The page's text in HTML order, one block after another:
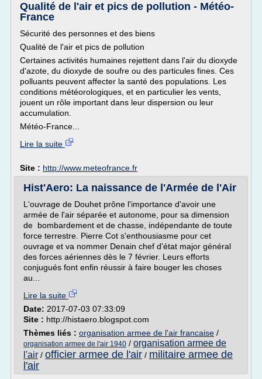
Qualité de l'air et pics de pollution - Météo-
France
Sécurité des personnes et des biens
Qualité de l'air et pics de pollution
Certaines activités humaines rejettent dans l'air du dioxyde
d'azote, du dioxyde de soufre ou des particules fines. Ces
polluants peuvent affecter la santé des populations. Les
conditions météorologiques, et en particulier les vents,
jouent un rôle important dans leur dispersion ou leur
accumulation.
Météo-France...
Lire la suite
Site : http://www.meteofrance.fr
Hist'Aero: La naissance de l'Armée de l'Air
L'ouvrage de Douhet prône l'importance d'avoir une
armée de l'air séparée et autonome, pour sa dimension
de bombardement et de chasse, indépendante de toute
force terrestre. Pierre Cot s'enthousiasme pour cet
ouvrage et va nommer Denain chef d'état major général
des forces aériennes dès le 7 février. Leurs efforts
conjugués font enfin réussir à faire bouger les choses
au...
Lire la suite
Date: 2017-07-03 07:33:09
Site : http://histaero.blogspot.com
Thèmes liés : organisation armee de l'air francaise /
organisation armee de l'air 1940 / organisation armee de
l'air / officier armee de l'air / militaire armee de
l'air